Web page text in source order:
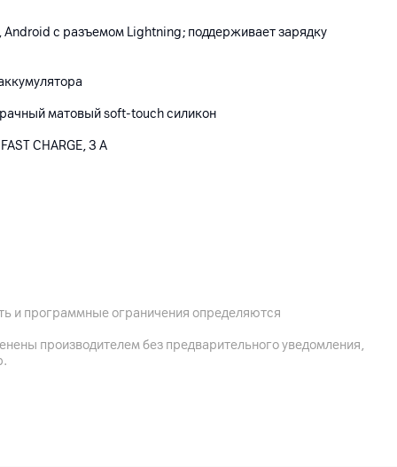
Android с разъемом Lightning; поддерживает зарядку
матовый soft-touch силикон
CHARGE, 3 A
и программные ограничения определяются
производителем без предварительного уведомления,